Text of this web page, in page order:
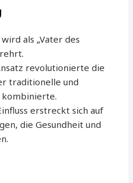
als „Vater des
revolutionierte die
traditionelle und
erstreckt sich auf
die Gesundheit und